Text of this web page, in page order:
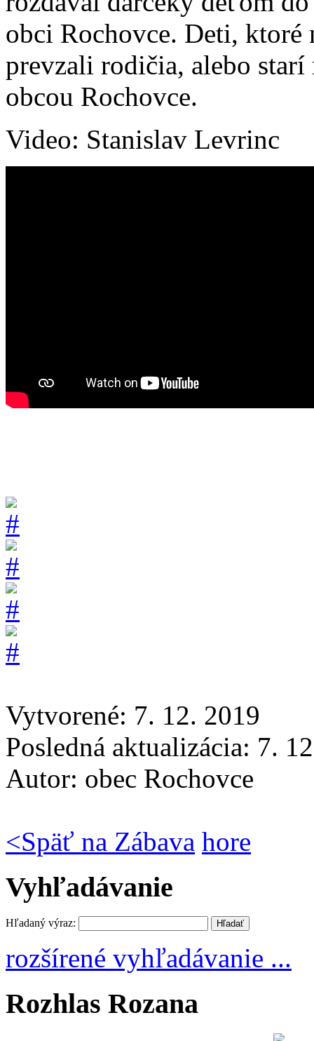
obci Rochovce. Deti, ktoré
prevzali rodičia, alebo
obcou Rochovce.
Video: Stanislav Levrinc
Vytvorené: 7. 12. 2019
Posledná aktualizácia: 7.
Autor: obec Rochovce
<Späť na Zábava hore
Vyhľadávanie
Hľadaný výraz:
rozšírené vyhľadávanie ...
Rozhlas Rozana